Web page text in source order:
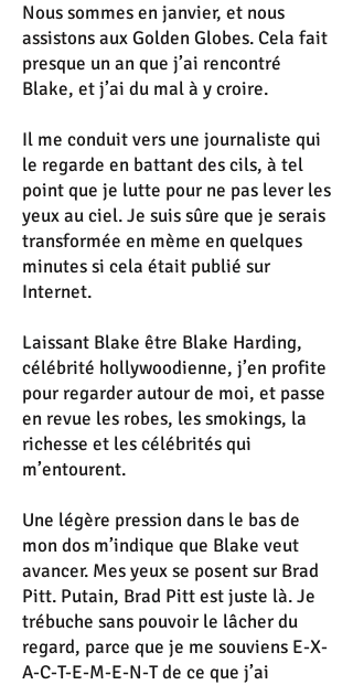
Nous sommes en janvier, et nous
assistons aux Golden Globes. Cela fait
presque un an que j’ai rencontré
Blake, et j’ai du mal à y croire.
Il me conduit vers une journaliste qui
le regarde en battant des cils, à tel
point que je lutte pour ne pas lever les
yeux au ciel. Je suis sûre que je serais
transformée en mème en quelques
minutes si cela était publié sur
Internet.
Laissant Blake être Blake Harding,
célébrité hollywoodienne, j’en profite
pour regarder autour de moi, et passe
en revue les robes, les smokings, la
richesse et les célébrités qui
m’entourent.
Une légère pression dans le bas de
mon dos m’indique que Blake veut
avancer. Mes yeux se posent sur Brad
Pitt. Putain, Brad Pitt est juste là. Je
trébuche sans pouvoir le lâcher du
regard, parce que je me souviens E-X-
A-C-T-E-M-E-N-T de ce que j’ai